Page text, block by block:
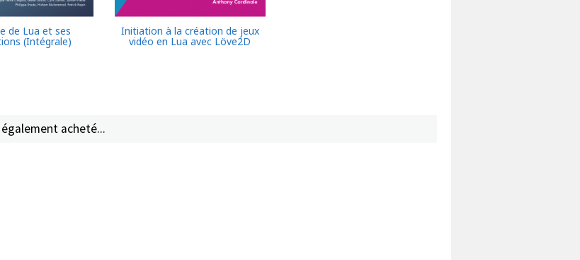
de Lua et ses
(Intégrale)
Initiation à la création de jeux
vidéo en Lua avec Löve2D
acheté...